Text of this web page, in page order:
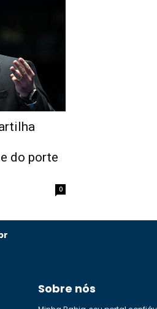
do porte
0
Sobre nós